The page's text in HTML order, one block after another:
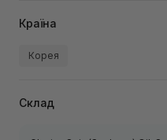
Країна
Корея
Склад